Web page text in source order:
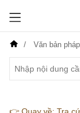
Văn bản